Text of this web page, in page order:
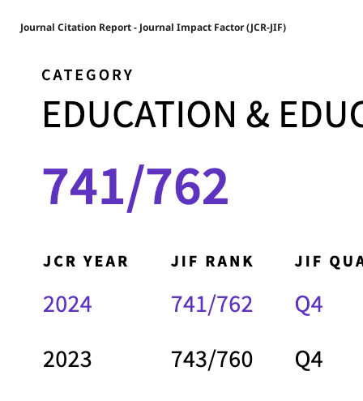
Journal Citation Report - Journal Impact Factor (JCR-JIF)